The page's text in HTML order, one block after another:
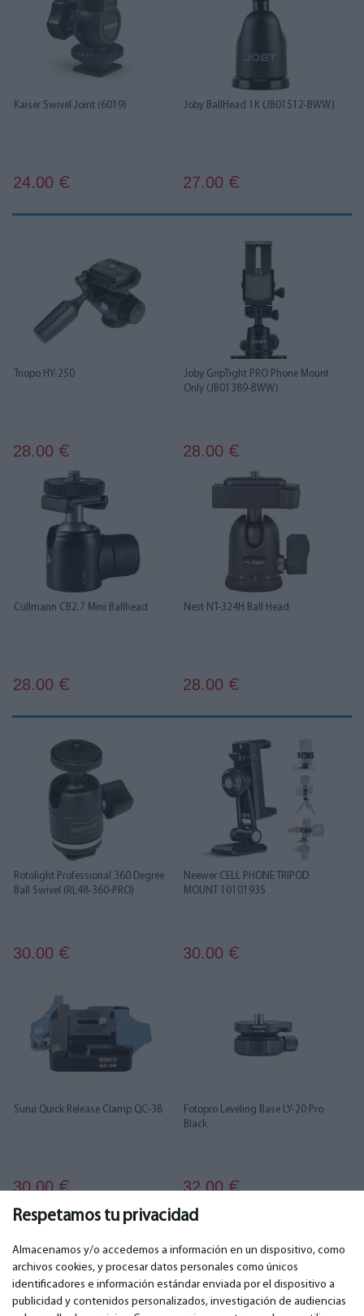
Respetamos tu privacidad
Almacenamos y/o accedemos a información en un dispositivo, como
archivos cookies, y procesar datos personales como únicos
identificadores e información estándar enviada por el dispositivo a
publicidad y contenidos personalizados, investigación de audiencias
Kaiser Swivel Joint (6019)
24.00 €
Joby BallHead 1K (JB01512-BWW)
27.00 €
Triopo HY-250
28.00 €
Joby GripTight PRO Phone Mount
Only (JB01389-BWW)
28.00 €
Cullmann CB2.7 Mini Ballhead
28.00 €
Nest NT-324H Ball Head
28.00 €
Rotolight Professional 360 Degree
Ball Swivel (RL48-360-PRO)
30.00 €
Neewer CELL PHONE TRIPOD
MOUNT 10101935
30.00 €
Surui Quick Release Clamp QC-38
30.00€
Fotopro Leveling Base LY-20 Pro
Black
32.00€
IMPORTANTE CONTACTOS